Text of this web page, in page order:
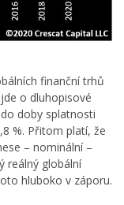
finanční trhů
o dluhopisové
doby splatnosti
%. Přitom platí, že
– nominální –
reálný globální
hluboko v záporu.